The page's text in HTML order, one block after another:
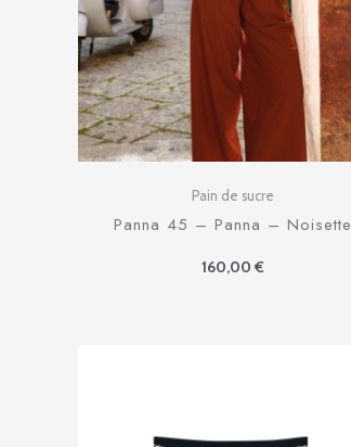
Pain de sucre
Panna 45 – Panna – Noisette
160,00 €